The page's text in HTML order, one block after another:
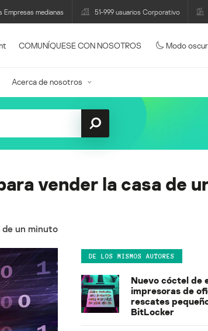
Empresas medianas 51-999 usuarios Corporativo
COMUNÍQUESE CON NOSOTROS Modo
Acerca de nosotros
vender la casa de
un minuto
DE LOS MISMOS AUTORES
Nuevo cóctel de
impresoras de
rescates
BitLocker